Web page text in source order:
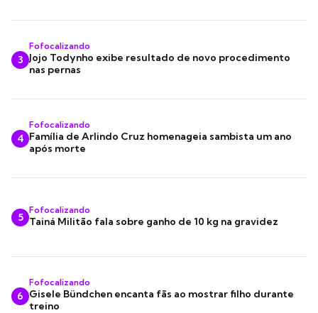
3
Fofocalizando
Jojo Todynho exibe resultado de novo procedimento
nas pernas
4
Fofocalizando
Família de Arlindo Cruz homenageia sambista um ano
após morte
5
Fofocalizando
Tainá Militão fala sobre ganho de 10 kg na gravidez
6
Fofocalizando
Gisele Bündchen encanta fãs ao mostrar filho durante
treino